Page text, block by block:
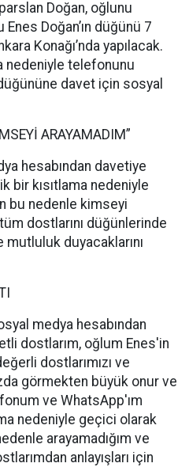
Doğan, oğlunu
Enes Doğan’ın düğünü 7
Konağı’nda yapılacak.
nedeniyle telefonunu
davet için sosyal
ARAYAMADIM”
hesabından davetiye
bir kısıtlama nedeniyle
bu nedenle kimseyi
dostlarını düğünlerinde
duyacaklarını
medya hesabından
dostlarım, oğlum Enes'in
dostlarımızı ve
görmekten büyük onur ve
ve WhatsApp'ım
nedeniyle geçici olarak
arayamadığım ve
anlayışları için